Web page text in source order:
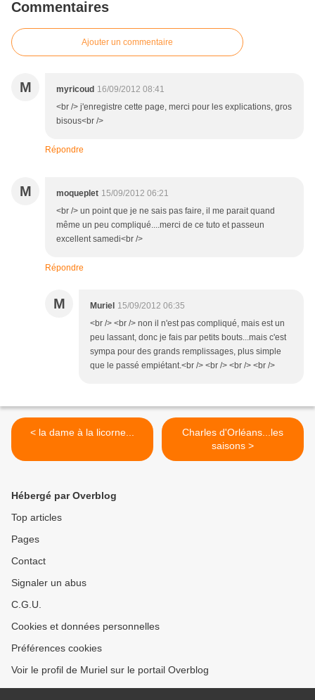
Commentaires
Ajouter un commentaire
M myricoud 16/09/2012 08:41
<br /> j'enregistre cette page, merci pour les explications, gros
bisous<br />
Répondre
M moqueplet 15/09/2012 06:21
<br /> un point que je ne sais pas faire, il me parait quand
même un peu compliqué....merci de ce tuto et passeun
excellent samedi<br />
Répondre
M Muriel 15/09/2012 06:35
<br /> <br /> non il n'est pas compliqué, mais est un
peu lassant, donc je fais par petits bouts...mais c'est
sympa pour des grands remplissages, plus simple
que le passé empiétant.<br /> <br /> <br /> <br />
< la dame à la licorne...
Charles d'Orléans...les
saisons >
Hébergé par Overblog
Top articles
Pages
Contact
Signaler un abus
C.G.U.
Cookies et données personnelles
Préférences cookies
Voir le profil de Muriel sur le portail Overblog